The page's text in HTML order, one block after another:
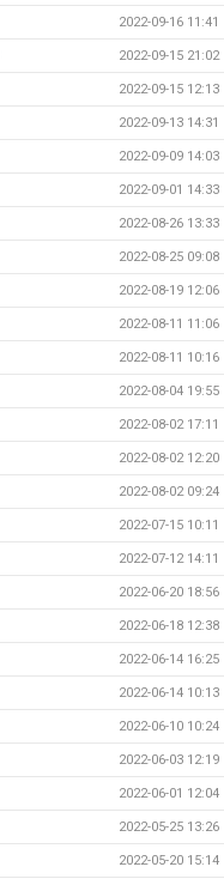
2022-09-16 11:41
2022-09-15 21:02
2022-09-15 12:13
2022-09-13 14:31
2022-09-09 14:03
2022-09-01 14:33
2022-08-26 13:33
2022-08-25 09:08
2022-08-19 12:06
2022-08-11 11:06
2022-08-11 10:16
2022-08-04 19:55
2022-08-02 17:11
2022-08-02 12:20
2022-08-02 09:24
2022-07-15 10:11
2022-07-12 14:11
2022-06-20 18:56
2022-06-18 12:38
2022-06-14 16:25
2022-06-14 10:13
2022-06-10 10:24
2022-06-03 12:19
2022-06-01 12:04
2022-05-25 13:26
2022-05-20 15:14